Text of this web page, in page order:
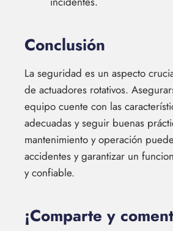
Conclusión
La seguridad es un aspecto
de actuadores rotativos.
equipo cuente con las
adecuadas y seguir buenas
mantenimiento y operación
accidentes y garantizar un
y confiable.
¡Comparte y